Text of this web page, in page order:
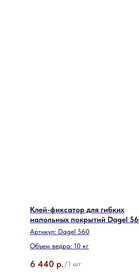
Клей-фиксатор для гибких
напольных покрытий Dagel
кг
Артикул: Dagel 560
Объем ведра: 10 кг
6 440 р./1 шт